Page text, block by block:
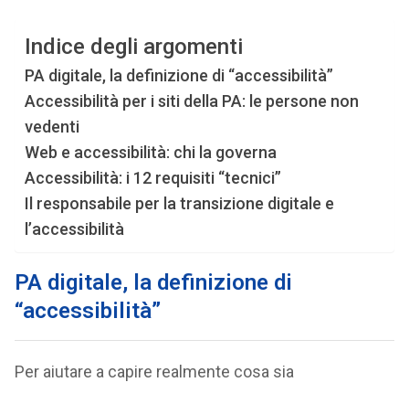
Indice degli argomenti
PA digitale, la definizione di “accessibilità”
Accessibilità per i siti della PA: le persone non
vedenti
Web e accessibilità: chi la governa
Accessibilità: i 12 requisiti “tecnici”
Il responsabile per la transizione digitale e
l’accessibilità
PA digitale, la definizione di
“accessibilità”
Per aiutare a capire realmente cosa sia